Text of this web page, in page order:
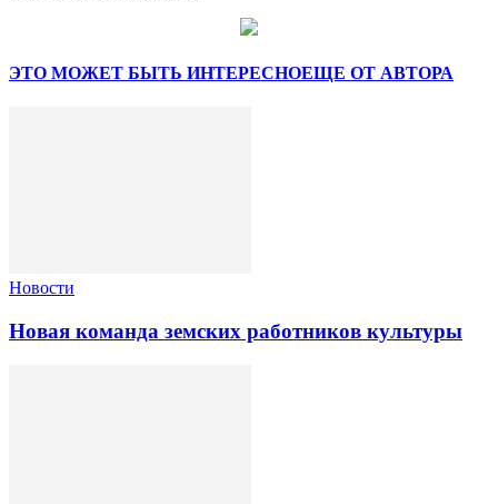
ЭТО МОЖЕТ БЫТЬ ИНТЕРЕСНОЕЩЕ ОТ АВТОРА
Новости
Новая команда земских работников культуры